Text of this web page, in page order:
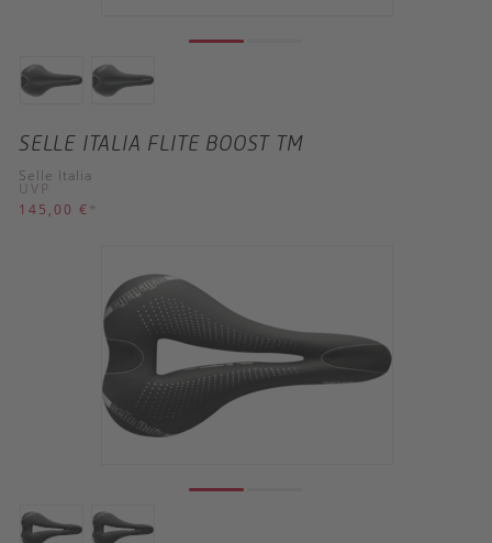
SELLE ITALIA FLITE BOOST TM
Selle Italia
UVP
145,00 € *